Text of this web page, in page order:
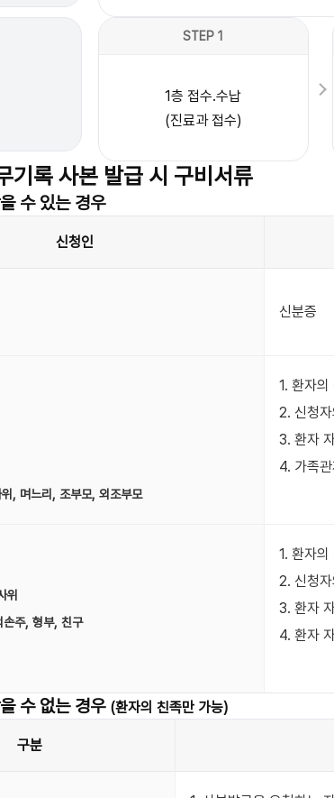
STEP 1
1층 접수.수납
(진료과 접수)
기록 사본 발급 시 구비서류
수 있는 경우
신청인
신분증
, 며느리, 조부모, 외조부모
1. 환자의
2. 신청
3. 환자
4. 가족
위
주, 형부, 친구
1. 환자의
2. 신청
3. 환자
4. 환자
수 없는 경우 (환자의 친족만 가능)
구분